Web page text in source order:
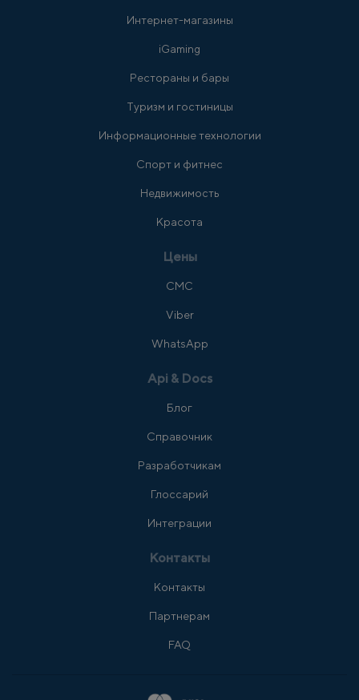
Интернет-магазины
iGaming
Рестораны и бары
Туризм и гостиницы
Информационные технологии
Спорт и фитнес
Недвижимость
Красота
Цены
СМС
Viber
WhatsApp
Api & Docs
Блог
Справочник
Разработчикам
Глоссарий
Интеграции
Контакты
Контакты
Партнерам
FAQ